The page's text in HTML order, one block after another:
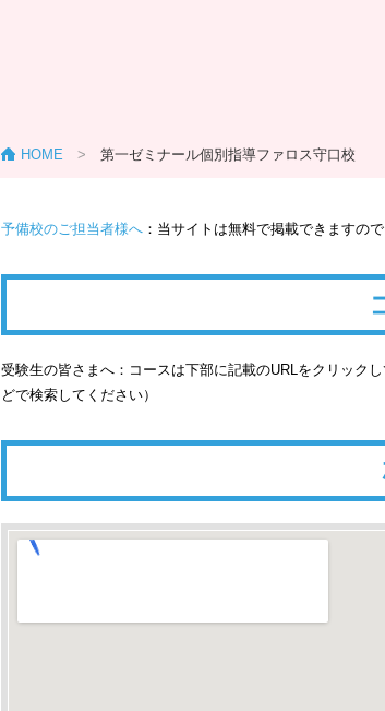
HOME > 第一ゼミナール個別指導ファロス守口校
予備校のご担当者様へ ：当サイトは無料で掲載できますの
受験生の皆さまへ：コースは下部に記載のURLをクリック
どで検索してください）